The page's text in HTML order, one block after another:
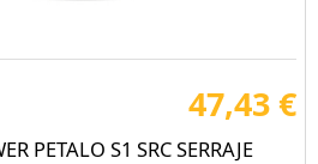
47,43 €
PETALO S1 SRC SERRAJE